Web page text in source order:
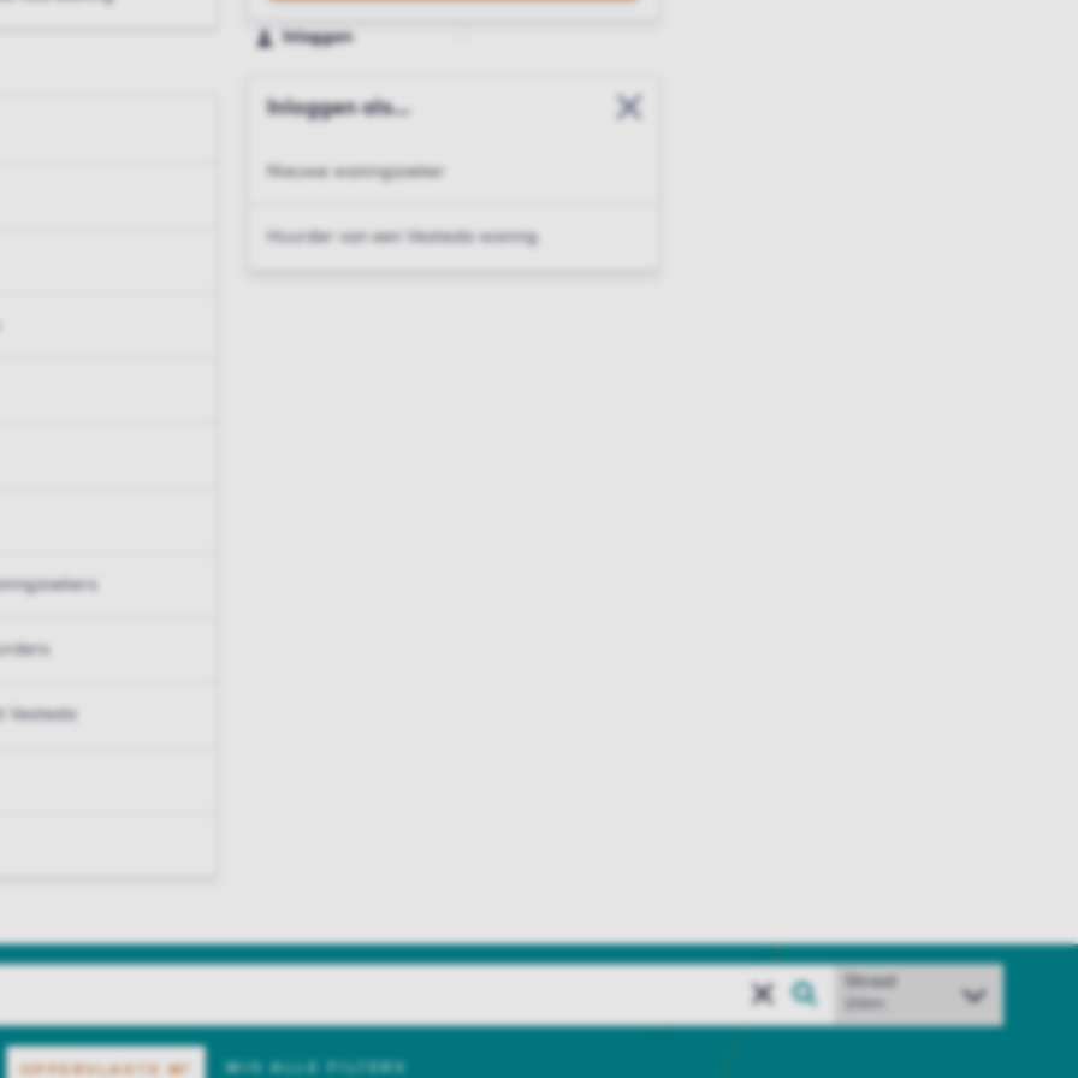
Inloggen
Inloggen als...
Sluit modal
Nieuwe woningzoeker
Huurder van een Vesteda woning
Straal
OPPERVLAKTE M² WIS ALLE FILTERS